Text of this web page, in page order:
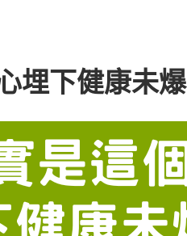
埋下健康未爆